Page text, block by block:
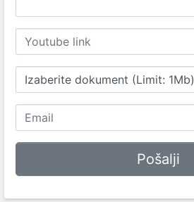
Izaberite dokument (Limit: 1Mb)